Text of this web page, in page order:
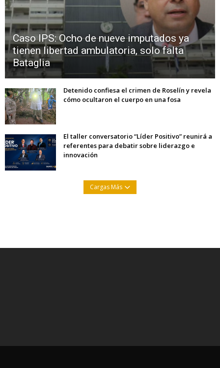
Caso IPS: Ocho de nueve imputados ya
tienen libertad ambulatoria, solo falta
Bataglia
Detenido confiesa el crimen de Roselín y revela
cómo ocultaron el cuerpo en una fosa
El taller conversatorio “Líder Positivo” reunirá a
referentes para debatir sobre liderazgo e
innovación
Cargas Más